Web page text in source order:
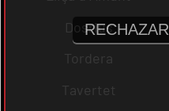
Dosrius
Tordera
Tavertet
RECHAZAR